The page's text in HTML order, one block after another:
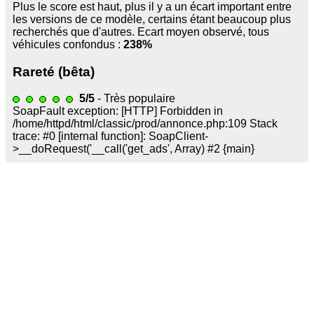
Plus le score est haut, plus il y a un écart important entre
les versions de ce modèle, certains étant beaucoup plus
recherchés que d'autres. Ecart moyen observé, tous
véhicules confondus : 238%
Rareté (bêta)
5/5 - Très populaire
SoapFault exception: [HTTP] Forbidden in
/home/httpd/html/classic/prod/annonce.php:109 Stack
trace: #0 [internal function]: SoapClient-
>__doRequest(' __call('get_ads', Array) #2 {main}